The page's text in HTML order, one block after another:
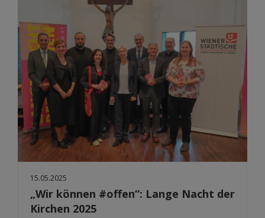
15.05.2025
„Wir können #offen“: Lange Nacht der
Kirchen 2025